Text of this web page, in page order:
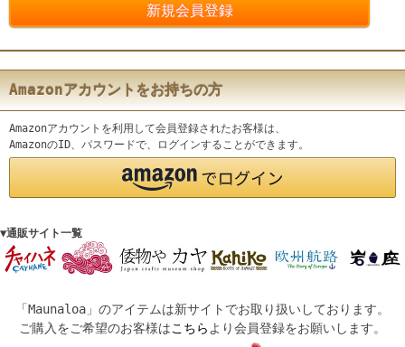
Amazonアカウントをお持ちの方
Amazonアカウントを利用して会員登録されたお客様は、
AmazonのID、パスワードで、ログインすることができます。
▼通販サイト一覧
「Maunaloa」のアイテムは新サイトでお取り扱いしております。
ご購入をご希望のお客様はこちら より会員登録をお願いします。